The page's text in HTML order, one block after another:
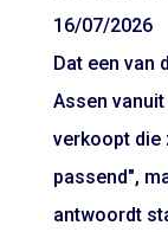
16/07/2026
Dat een van
Assen
verkoopt die
passend",
antwoordt